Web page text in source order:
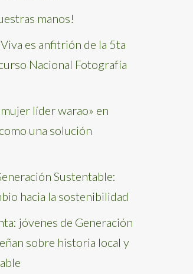
manos!
es anfitrión de la 5ta
Nacional Fotografía
líder warao» en
una solución
Sustentable:
hacia la sostenibilidad
jóvenes de Generación
sobre historia local y